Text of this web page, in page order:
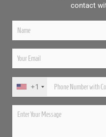
contact
+1